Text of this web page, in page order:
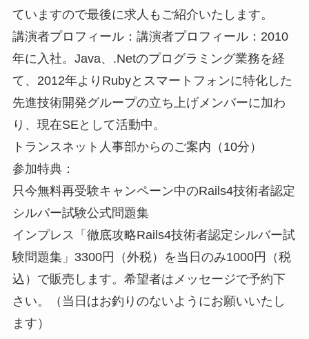
ていますので最後に求人もご紹介いたします。
講演者プロフィール：講演者プロフィール：2010
年に入社。Java、.Netのプログラミング業務を経
て、2012年よりRubyとスマートフォンに特化した
先進技術開発グループの立ち上げメンバーに加わ
り、現在SEとして活動中。
トランスネット人事部からのご案内（10分）
参加特典：
只今無料再受験キャンペーン中のRails4技術者認定
シルバー試験公式問題集
インプレス「徹底攻略Rails4技術者認定シルバー試
験問題集」3300円（外税）を当日のみ1000円（税
込）で販売します。希望者はメッセージで予約下
さい。（当日はお釣りのないようにお願いいたし
ます）